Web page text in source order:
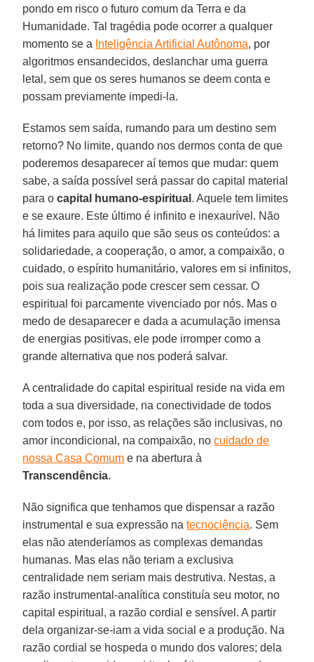
pondo em risco o futuro comum da Terra e da
Humanidade. Tal tragédia pode ocorrer a qualquer
momento se a Inteligência Artificial Autônoma, por
algoritmos ensandecidos, deslanchar uma guerra
letal, sem que os seres humanos se deem conta e
possam previamente impedi-la.
Estamos sem saída, rumando para um destino sem
retorno? No limite, quando nos dermos conta de que
poderemos desaparecer aí temos que mudar: quem
sabe, a saída possível será passar do capital material
para ocapital humano-espiritual . Aquele tem limites
e se exaure. Este último é infinito e inexaurível. Não
há limites para aquilo que são seus os conteúdos: a
solidariedade, a cooperação, o amor, a compaixão, o
cuidado, o espírito humanitário, valores em si infinitos,
pois sua realização pode crescer sem cessar. O
espiritual foi parcamente vivenciado por nós. Mas o
medo de desaparecer e dada a acumulação imensa
de energias positivas, ele pode irromper como a
grande alternativa que nos poderá salvar.
A centralidade do capital espiritual reside na vida em
toda a sua diversidade, na conectividade de todos
com todos e, por isso, as relações são inclusivas, no
amor incondicional, na compaixão, nocuidado de
nossa Casa Comum e na abertura à
Transcendência.
Não significa que tenhamos que dispensar a razão
instrumental e sua expressão natecnociência. Sem
elas não atenderíamos as complexas demandas
humanas. Mas elas não teriam a exclusiva
centralidade nem seriam mais destrutiva. Nestas, a
razão instrumental-analítica constituía seu motor, no
capital espiritual, a razão cordial e sensível. A partir
dela organizar-se-iam a vida social e a produção. Na
razão cordial se hospeda o mundo dos valores; dela